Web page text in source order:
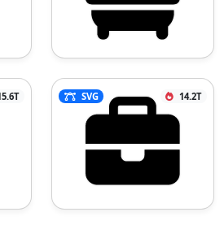
SVG 14.2T